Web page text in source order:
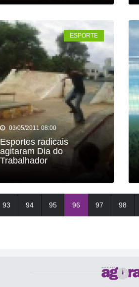
ESPORTE
03/05/2011 08:00
Esportes radicais
agitaram Dia do
Trabalhador
93 94 95 96 97 98